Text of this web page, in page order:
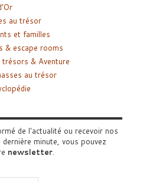
au trésor
et familles
& escape rooms
trésors & Aventure
au trésor
de l'actualité ou recevoir nos
minute, vous pouvez
newsletter.